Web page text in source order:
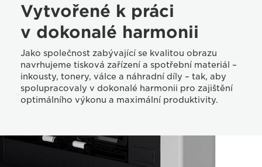
Vytvořené k práci
v dokonalé harmonii
Jako společnost zabývající se kvalitou obrazu
navrhujeme tisková zařízení a spotřební materiál –
inkousty, tonery, válce a náhradní díly – tak, aby
spolupracovaly v dokonalé harmonii pro zajištění
optimálního výkonu a maximální produktivity.